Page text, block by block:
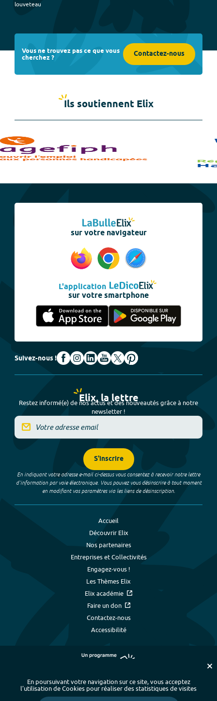
louveteau
Vous ne trouvez pas ce que vous
cherchez ? Contactez-nous
Ils soutiennent Elix
sur votre navigateur
L'application
sur votre smartphone
Suivez-nous !
Elix, la lettre
Restez informé(e) de nos actus et des nouveautés grâce à notre
newsletter !
S'inscrire
En indiquant votre adresse e-mail ci-dessus vous consentez à recevoir notre lettre
d’information par voie électronique. Vous pouvez vous désinscrire à tout moment
en modifiant vos paramètres via les liens de désinscription.
Accueil
Découvrir Elix
Nos partenaires
Entreprises et Collectivités
Engagez-vous !
Les Thèmes Elix
Elix académie
Faire un don
Contactez-nous
Accessibilité
Plan du site - Index alphabétique -
En poursuivant votre navigation sur ce site, vous acceptez
l’utilisation de Cookies pour réaliser des statistiques de visites